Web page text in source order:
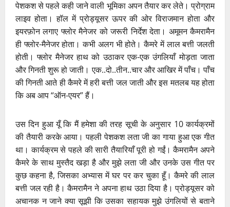
पेशकश से पहले कही जाने वाली भूमिका अपन तैयार कर लेते। प्रोग्राम
लाइव होता। हॉल में प्रोड्यूसर ऊपर की ओर विराजमान होता और
इयरफ़ोन लगाए फ्लोर मैनेजर को जरूरी निर्देश देता। अमूमन कैमरामैन
ही फ्लोर-मैनेजर होता। कभी अलग भी होते। कैमरे में लाल बत्ती जलती
होती। फ्लोर मैनेजर हाथ को उठाकर एक-एक उंगलियाँ मोड़ता जाता
और गिनती शुरू हो जाती। एक..दो..तीन..चार और आखिर में पाँच। पाँच
की गिनती आते ही कैमरे में हरी बत्ती जल जाती और इस मतलब यह होता
कि अब आप “ऑन-एयर” हैं।
उस दिन हुआ यूँ कि मैं हमेशा की तरह सूची के अनुसार 10 कार्यक्रमों
की तैयारी करके आया। पहली पेशकश लता जी का गाया हुआ एक गीत
था। कार्यक्रम से पहले की सारी तैयारियाँ पूरी हो गईं। कैमरामैन अपने
कैमरे के साथ मुस्तैद खड़ा है और मुझे लता जी और उनके उस गीत पर
कुछ कहना है, जिसका अभ्यास में घर पर कर चुका हूँ। कैमरे की लाल
बत्ती जल रही है। कैमरामैन ने अपना हाथ उठा दिया है। प्रोड्यूसर को
अचानक न जाने क्या सूझी कि उसका सहायक मुझे उंगलियों से बताने